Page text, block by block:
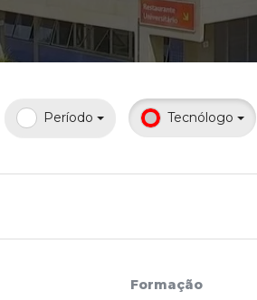
Período Tecnólogo
Formação